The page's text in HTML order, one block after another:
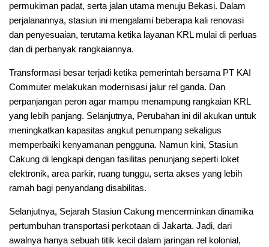
permukiman padat, serta jalan utama menuju Bekasi. Dalam
perjalanannya, stasiun ini mengalami beberapa kali renovasi
dan penyesuaian, terutama ketika layanan KRL mulai di perluas
dan di perbanyak rangkaiannya.
Transformasi besar terjadi ketika pemerintah bersama PT KAI
Commuter melakukan modernisasi jalur rel ganda. Dan
perpanjangan peron agar mampu menampung rangkaian KRL
yang lebih panjang. Selanjutnya, Perubahan ini dil akukan untuk
meningkatkan kapasitas angkut penumpang sekaligus
memperbaiki kenyamanan pengguna. Namun kini, Stasiun
Cakung di lengkapi dengan fasilitas penunjang seperti loket
elektronik, area parkir, ruang tunggu, serta akses yang lebih
ramah bagi penyandang disabilitas.
Selanjutnya, Sejarah Stasiun Cakung mencerminkan dinamika
pertumbuhan transportasi perkotaan di Jakarta. Jadi, dari
awalnya hanya sebuah titik kecil dalam jaringan rel kolonial,